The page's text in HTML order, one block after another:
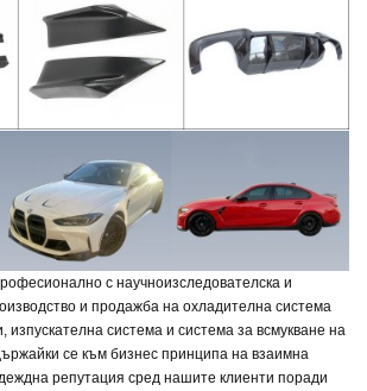
с научноизследователска и
и продажба на охладителна система
изпускателна система и система за всмукване на
се към бизнес принципа на взаимна
репутация сред нашите клиенти поради